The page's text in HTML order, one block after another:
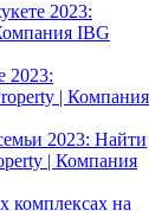
2023:
IBG
2023:
| Компания
2023: Найти
| Компания
комплексах на